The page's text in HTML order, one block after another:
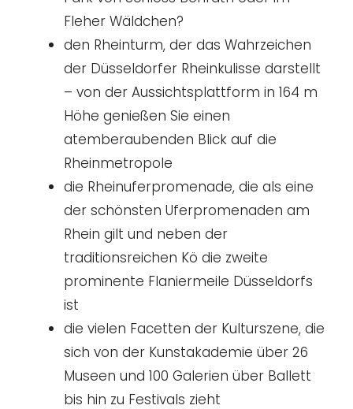
Fleher Wäldchen?
den Rheinturm, der das Wahrzeichen
der Düsseldorfer Rheinkulisse darstellt
– von der Aussichtsplattform in 164 m
Höhe genießen Sie einen
atemberaubenden Blick auf die
Rheinmetropole
die Rheinuferpromenade, die als eine
der schönsten Uferpromenaden am
Rhein gilt und neben der
traditionsreichen Kö die zweite
prominente Flaniermeile Düsseldorfs
ist
die vielen Facetten der Kulturszene, die
sich von der Kunstakademie über 26
Museen und 100 Galerien über Ballett
bis hin zu Festivals zieht